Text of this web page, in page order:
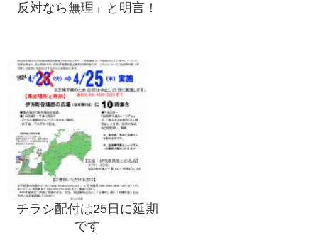
反対なら無理」と明言！
チラシ配付は25日に延期
です